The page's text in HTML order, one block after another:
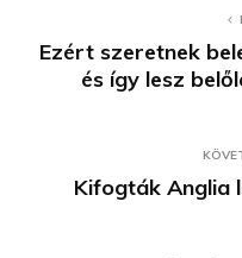
Ezért szeretnek
és így lesz
Kifogták Anglia